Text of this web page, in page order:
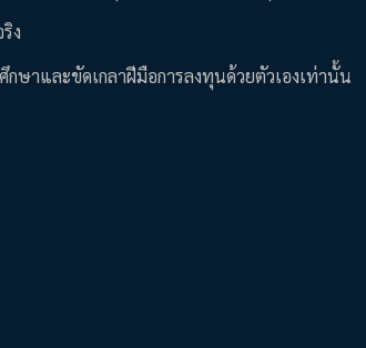
ง
ษาและขัดเกลาฝีมือการลงทุนด้วยตัวเองเท่านั้น